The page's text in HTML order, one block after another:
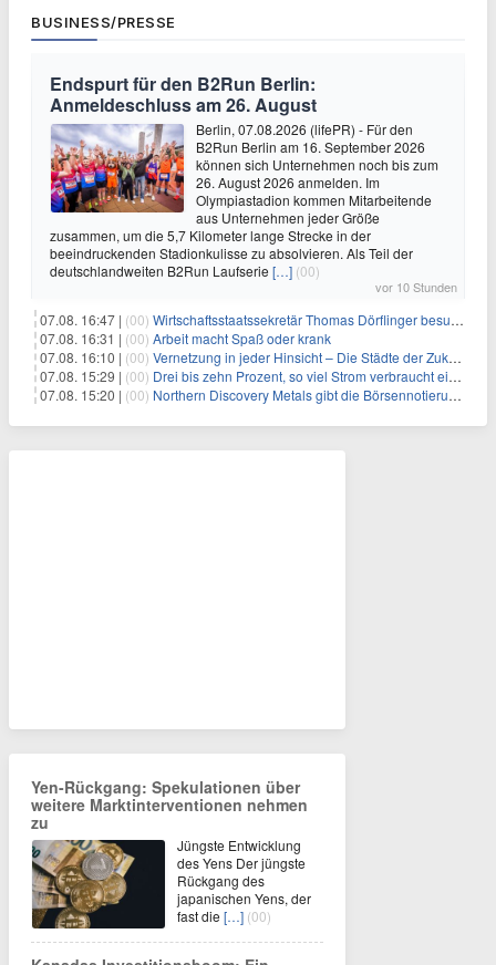
BUSINESS/PRESSE
Endspurt für den B2Run Berlin:
Anmeldeschluss am 26. August
Berlin, 07.08.2026 (lifePR) - Für den
B2Run Berlin am 16. September 2026
können sich Unternehmen noch bis zum
26. August 2026 anmelden. Im
Olympiastadion kommen Mitarbeitende
aus Unternehmen jeder Größe
zusammen, um die 5,7 Kilometer lange Strecke in der
beeindruckenden Stadionkulisse zu absolvieren. Als Teil der
deutschlandweiten B2Run Laufserie […] (00)
vor 10 Stunden
07.08. 16:47 | (00) Wirtschaftsstaatssekretär Thomas Dörflinger besucht Handwerksbetrieb im Kammerbezirk Freiburg
07.08. 16:31 | (00) Arbeit macht Spaß oder krank
07.08. 16:10 | (00) Vernetzung in jeder Hinsicht – Die Städte der Zukunft sind grün-blau
07.08. 15:29 | (00) Drei bis zehn Prozent, so viel Strom verbraucht ein Aufzug im Gebäude
07.08. 15:20 | (00) Northern Discovery Metals gibt die Börsennotierung an der Frankfurter Wertpapierbörse bekannt
Yen-Rückgang: Spekulationen über
weitere Marktinterventionen nehmen
zu
Jüngste Entwicklung
des Yens Der jüngste
Rückgang des
japanischen Yens, der
fast die […] (00)